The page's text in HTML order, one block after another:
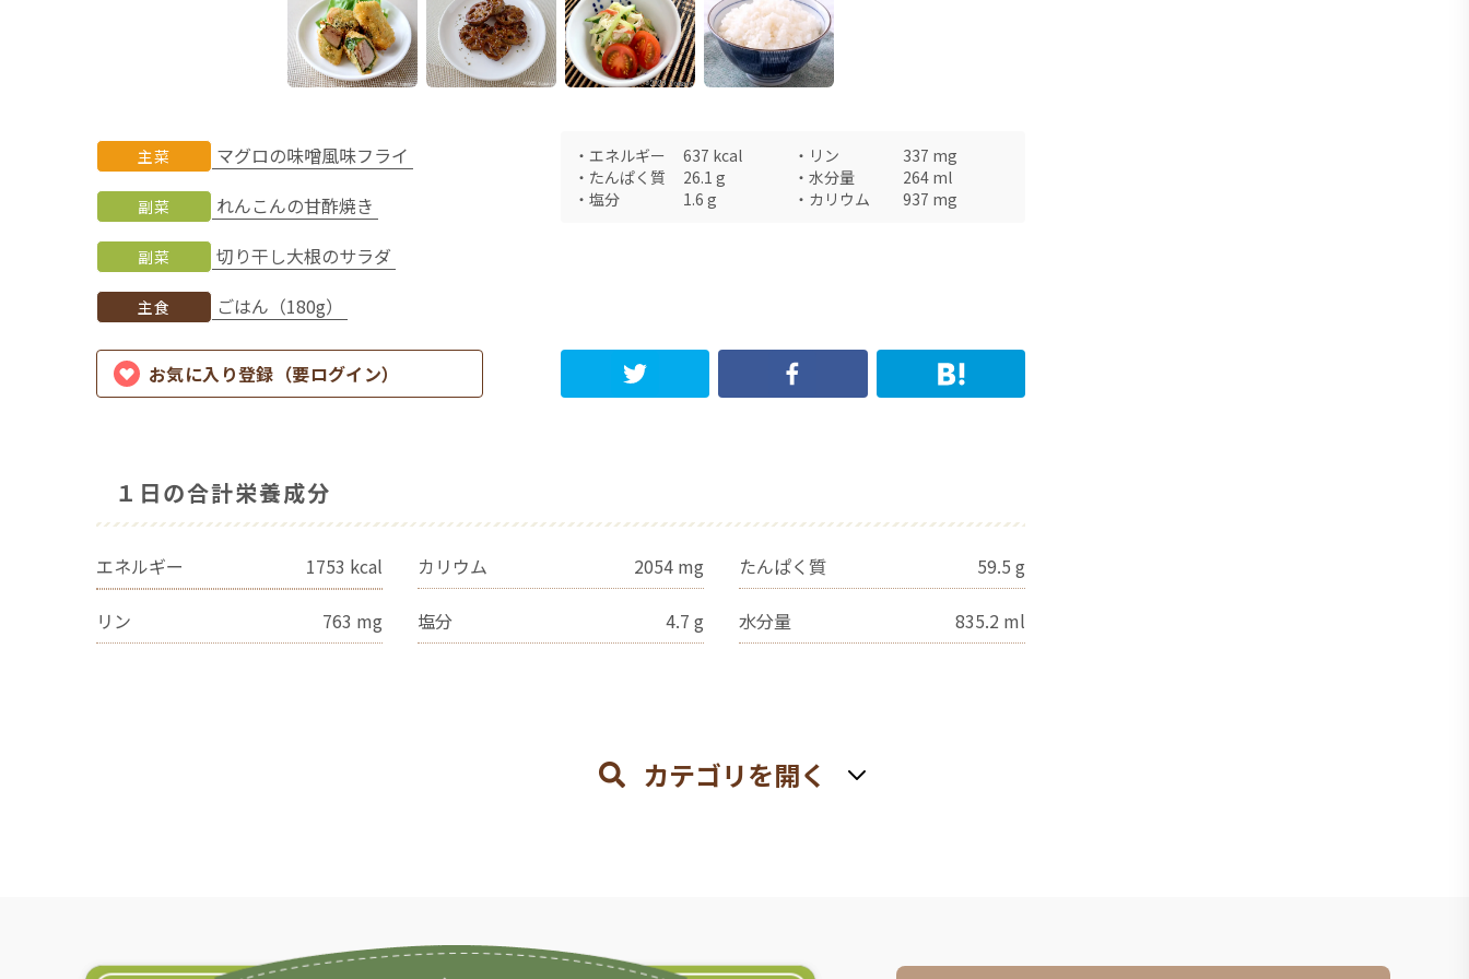
主菜 マグロの味噌風味フライ
副菜 れんこんの甘酢焼き
副菜 切り干し大根のサラダ
主食 ごはん（180g）
・ エネルギー 637 kcal ・ リン 337 mg
・ たんぱく質 26.1 g ・ 水分量 264 ml
・ 塩分 1.6 g ・ カリウム 937 mg
お気に入り登録（要ログイン）
１日の合計栄養成分
エネルギー 1753 kcal カリウム 2054 mg たんぱく質 59.5 g
リン 763 mg 塩分 4.7 g 水分量 835.2 ml
カテゴリを開く